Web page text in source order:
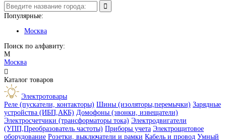
Популярные:
Москва
Поиск по алфавиту:
М
Москва

Каталог товаров
Электротовары
Реле (пускатели, контакторы) Шины (изоляторы,перемычки) Зарядные
устройства (ИБП,АКБ) Домофоны (звонки, извещатели)
Электросчетчики (трансформаторы тока) Электродвигатели
(УПП,Преобразователь частоты) Приборы учета Электрощитовое
оборудование Розетки, выключатели и рамки Кабель и провод Умный